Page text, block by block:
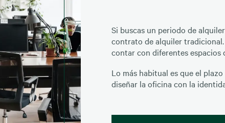
Si buscas un periodo de
contrato de alquiler
contar con diferentes espacios
Lo más habitual es que el
diseñar la oficina con la